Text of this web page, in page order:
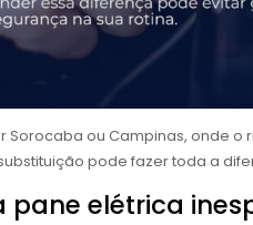
Sorocaba ou Campinas, onde
pode fazer toda a
pane elétrica